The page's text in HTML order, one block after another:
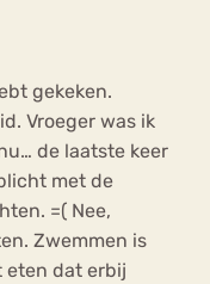
gekeken.
Vroeger was ik
de laatste keer
met de
=( Nee,
Zwemmen is
eten dat erbij